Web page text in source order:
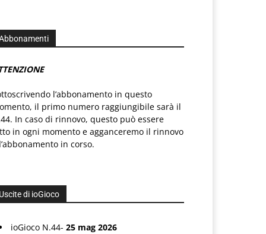
l’abbonamento in questo
il primo numero raggiungibile sarà il
In caso di rinnovo, questo può essere
in ogni momento e agganceremo il rinnovo
in corso.
Uscite di ioGioco
ioGioco N.44- 25 mag 2026